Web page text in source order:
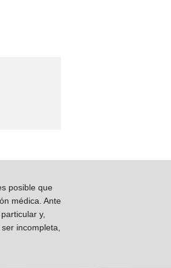
posible que
médica. Ante
y,
incompleta,